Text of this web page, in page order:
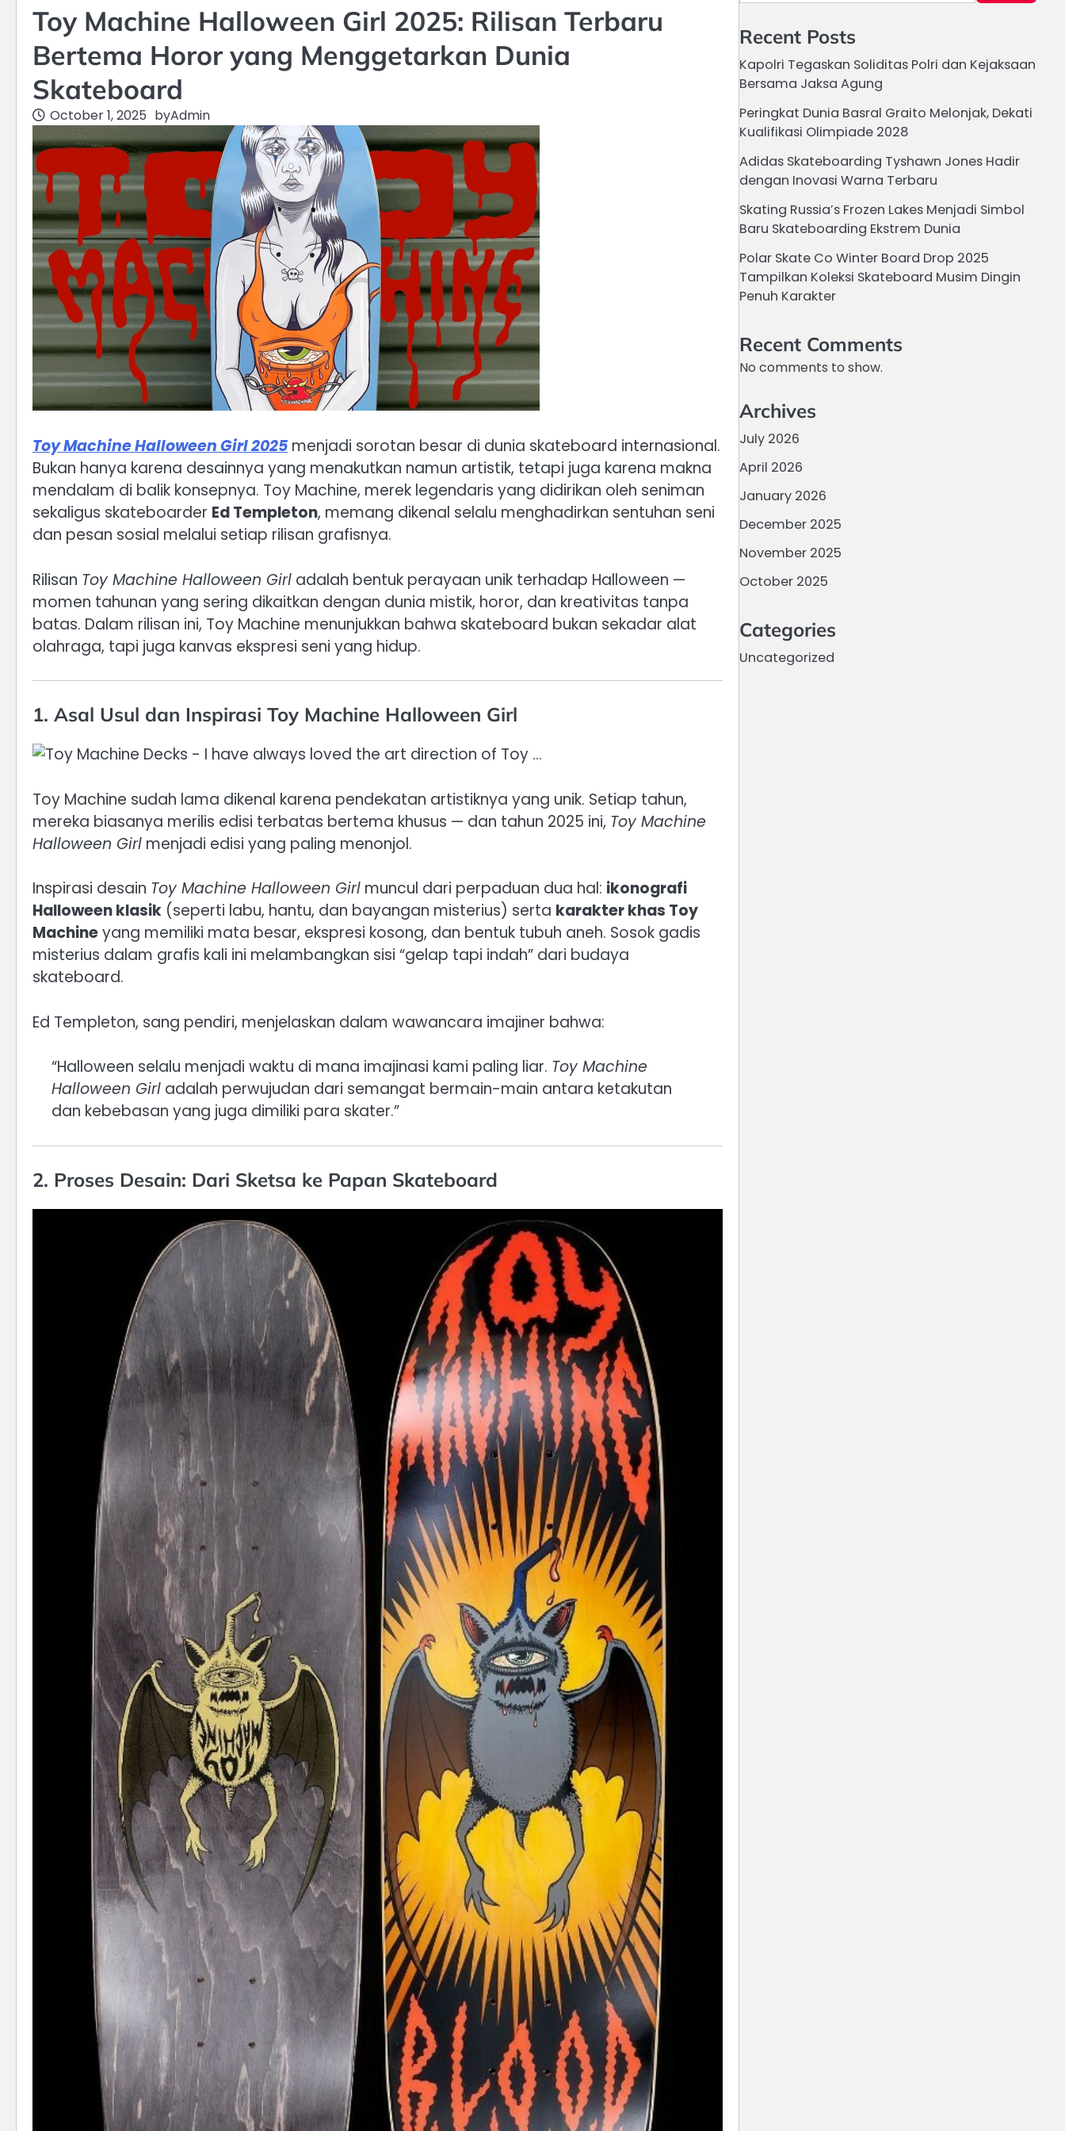
Toy Machine Halloween Girl 2025: Rilisan Terbaru
Bertema Horor yang Menggetarkan Dunia
Skateboard
October 1, 2025 byAdmin
Toy Machine Halloween Girl 2025 menjadi sorotan besar di dunia skateboard internasional.
Bukan hanya karena desainnya yang menakutkan namun artistik, tetapi juga karena makna
mendalam di balik konsepnya. Toy Machine, merek legendaris yang didirikan oleh seniman
sekaligus skateboarder Ed Templeton, memang dikenal selalu menghadirkan sentuhan seni
dan pesan sosial melalui setiap rilisan grafisnya.
Rilisan Toy Machine Halloween Girl adalah bentuk perayaan unik terhadap Halloween —
momen tahunan yang sering dikaitkan dengan dunia mistik, horor, dan kreativitas tanpa
batas. Dalam rilisan ini, Toy Machine menunjukkan bahwa skateboard bukan sekadar alat
olahraga, tapi juga kanvas ekspresi seni yang hidup.
1. Asal Usul dan Inspirasi Toy Machine Halloween Girl
Toy Machine sudah lama dikenal karena pendekatan artistiknya yang unik. Setiap tahun,
mereka biasanya merilis edisi terbatas bertema khusus — dan tahun 2025 ini, Toy Machine
Halloween Girl menjadi edisi yang paling menonjol.
Inspirasi desain Toy Machine Halloween Girl muncul dari perpaduan dua hal: ikonografi
Halloween klasik (seperti labu, hantu, dan bayangan misterius) serta karakter khas Toy
Machineyang memiliki mata besar, ekspresi kosong, dan bentuk tubuh aneh. Sosok gadis
misterius dalam grafis kali ini melambangkan sisi “gelap tapi indah” dari budaya
skateboard.
Ed Templeton, sang pendiri, menjelaskan dalam wawancara imajiner bahwa:
“Halloween selalu menjadi waktu di mana imajinasi kami paling liar. Toy Machine
Halloween Girl adalah perwujudan dari semangat bermain-main antara ketakutan
dan kebebasan yang juga dimiliki para skater.”
2. Proses Desain: Dari Sketsa ke Papan Skateboard
Recent Posts
Kapolri Tegaskan Soliditas Polri dan Kejaksaan
Bersama Jaksa Agung
Peringkat Dunia Basral Graito Melonjak, Dekati
Kualifikasi Olimpiade 2028
Adidas Skateboarding Tyshawn Jones Hadir
dengan Inovasi Warna Terbaru
Skating Russia’s Frozen Lakes Menjadi Simbol
Baru Skateboarding Ekstrem Dunia
Polar Skate Co Winter Board Drop 2025
Tampilkan Koleksi Skateboard Musim Dingin
Penuh Karakter
Recent Comments
No comments to show.
Archives
July 2026
April 2026
January 2026
December 2025
November 2025
October 2025
Categories
Uncategorized